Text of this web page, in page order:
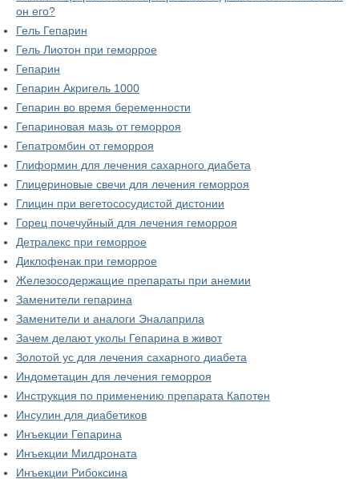
он его?
Гель Гепарин
Гель Лиотон при геморрое
Гепарин
Гепарин Акригель 1000
Гепарин во время беременности
Гепариновая мазь от геморроя
Гепатромбин от геморроя
Глиформин для лечения сахарного диабета
Глицериновые свечи для лечения геморроя
Глицин при вегетососудистой дистонии
Горец почечуйный для лечения геморроя
Детралекс при геморрое
Диклофенак при геморрое
Железосодержащие препараты при анемии
Заменители гепарина
Заменители и аналоги Эналаприла
Зачем делают уколы Гепарина в живот
Золотой ус для лечения сахарного диабета
Индометацин для лечения геморроя
Инструкция по применению препарата Капотен
Инсулин для диабетиков
Инъекции Гепарина
Инъекции Милдроната
Инъекции Рибоксина